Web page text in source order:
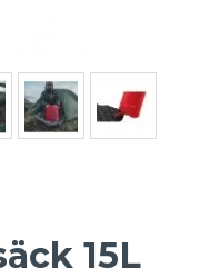
15L